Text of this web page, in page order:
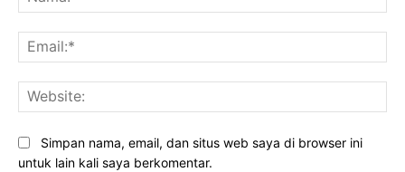
Simpan nama, email, dan situs web saya di browser ini
untuk lain kali saya berkomentar.